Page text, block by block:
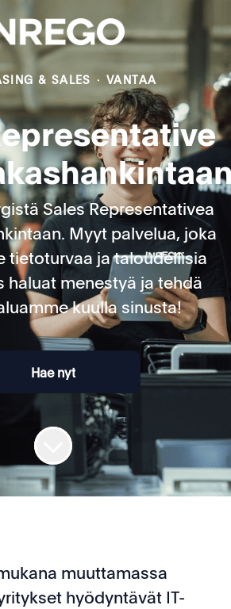
& SALES · VANTAA
Sales Representativea
Myyt palvelua, joka
tietoturvaa ja taloudellisia
haluat menestyä ja tehdä
kuulla sinusta!
Hae nyt
muuttamassa
hyödyntävät IT-